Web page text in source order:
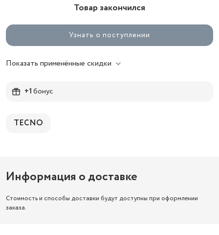
Товар закончился
Узнать о поступлении
Показать применённые скидки
+1бонус
TECNO
Информация о доставке
Стоимость и способы доставки будут доступны при оформлении
заказа.